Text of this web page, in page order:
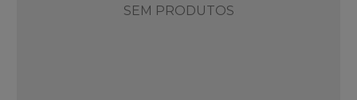
SEM PRODUTOS